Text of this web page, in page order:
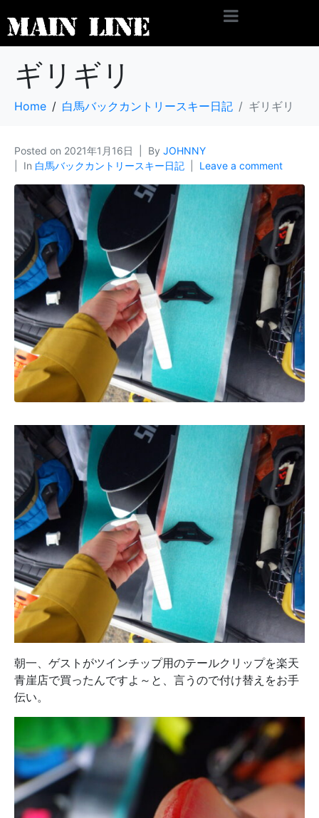
ギリギリ
Home 白馬バックカントリースキー日記 ギリギリ
Posted on 2021年1月16日 By JOHNNY
In 白馬バックカントリースキー日記 Leave a comment
朝一、ゲストがツインチップ用のテールクリップを楽天
青崖店で買ったんですよ～と、言うので付け替えをお手
伝い。